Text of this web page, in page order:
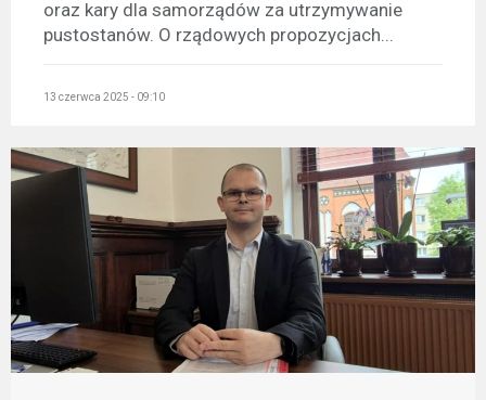
oraz kary dla samorządów za utrzymywanie
pustostanów. O rządowych propozycjach...
13 czerwca 2025 - 09:10